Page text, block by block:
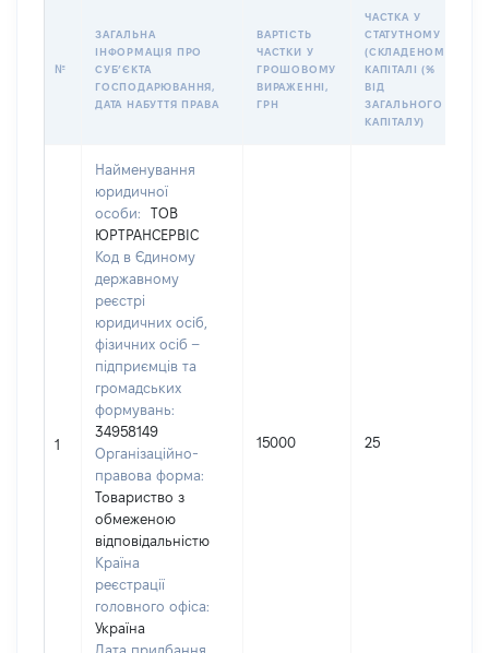
№
ЗАГАЛЬНА
ІНФОРМАЦІЯ ПРО
СУБʼЄКТА
ГОСПОДАРЮВАННЯ,
ДАТА НАБУТТЯ ПРАВА
ВАРТІСТЬ
ЧАСТКИ У
ГРОШОВОМУ
ВИРАЖЕННІ,
ГРН
ЧАСТКА У
СТАТУТНОМУ
(СКЛАДЕНОМУ)
КАПІТАЛІ (%
ВІД
ЗАГАЛЬНОГО
КАПІТАЛУ)
1
Найменування
юридичної
особи:
ТОВ
ЮРТРАНСЕРВІС
Код в Єдиному
державному
реєстрі
юридичних осіб,
фізичних осіб –
підприємців та
громадських
формувань:
34958149
Організаційно-
правова форма:
Товариство з
обмеженою
відповідальністю
Країна
реєстрації
головного офіса:
Україна
Дата придбання
15000 25